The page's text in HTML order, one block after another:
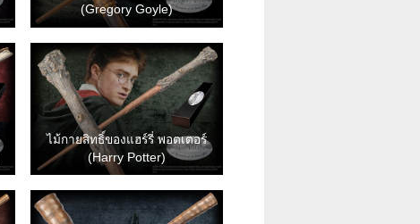
(Gregory Goyle)
ไม้กายสิทธิ์ของแฮร์รี่ พอตเตอร์
(Harry Potter)